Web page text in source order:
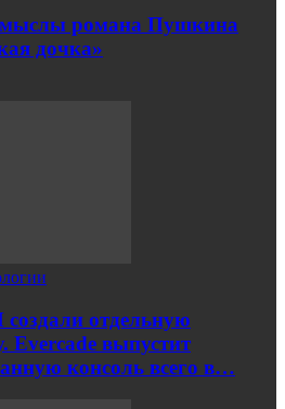
романа Пушкина
дочка»
отдельную
Evercade выпустит
консоль всего в…